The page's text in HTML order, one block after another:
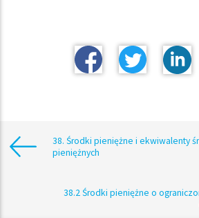
38. Środki pieniężne i ekwiwalenty
pieniężnych
38.2 Środki pieniężne o